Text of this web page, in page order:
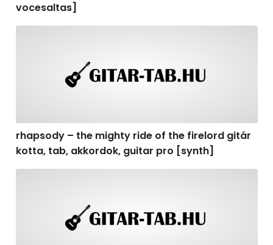
vocesaltas]
rhapsody – the mighty ride of the firelord gitár
kotta, tab, akkordok, guitar pro [synth]